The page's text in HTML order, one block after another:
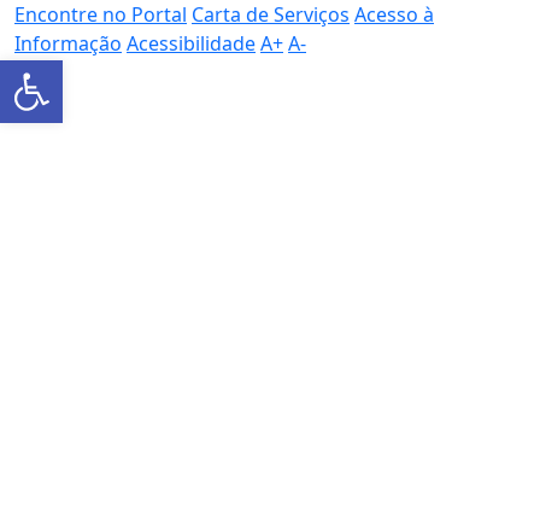
Barra de Ferramentas Aberta
Encontre no Portal Carta de Serviços Acesso à
Informação AcessibilidadeA+A-